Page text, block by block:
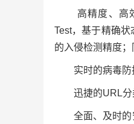
高精度、高
Test，基于精确
的入侵检测精度
实时的病毒
迅捷的URL分
全面、及时